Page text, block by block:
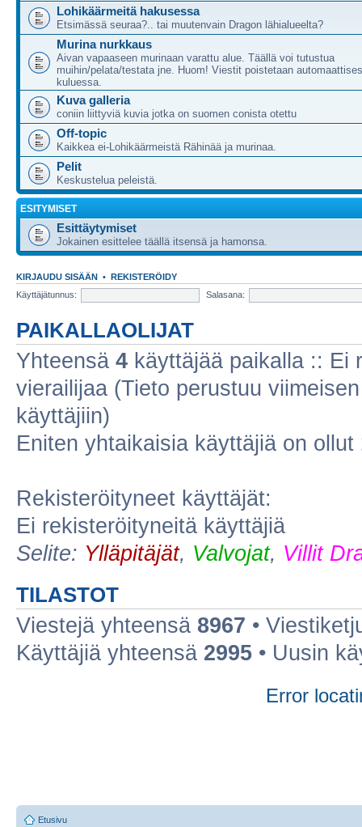
Lohikäärmeitä hakusessa
Etsimässä seuraa?.. tai muutenvain Dragon lähialueelta?
Murina nurkkaus
Aivan vapaaseen murinaan varattu alue. Täällä voi tutustua
muihin/pelata/testata jne. Huom! Viestit poistetaan
kuluessa.
Kuva galleria
coniin liittyviä kuvia jotka on suomen conista otettu
Off-topic
Kaikkea ei-Lohikäärmeistä Rähinää ja murinaa.
Pelit
Keskustelua peleistä.
ESITYMISET
Esittäytymiset
Jokainen esittelee täällä itsensä ja hamonsa.
KIRJAUDU SISÄÄN • REKISTERÖIDY
Käyttäjätunnus:
Salasana:
PAIKALLAOLIJAT
Yhteensä 4 käyttäjää paikalla :: Ei
vierailijaa (Tieto perustuu
käyttäjiin)
Eniten yhtaikaisia käyttäjiä on ollut
Rekisteröityneet käyttäjät:
Ei rekisteröityneitä käyttäjiä
Selite: Ylläpitäjät, Valvojat, Villit
TILASTOT
Viestejä yhteensä 8967 •
Käyttäjiä yhteensä 2995 • Uusin
Error
Etusivu